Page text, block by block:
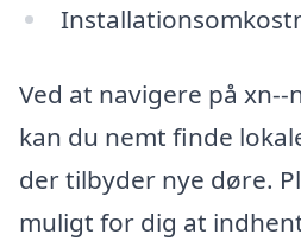
Ved at navigere på
kan du nemt finde
der tilbyder nye døre.
muligt for dig at